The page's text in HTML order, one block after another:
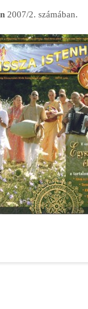
2007/2. számában.